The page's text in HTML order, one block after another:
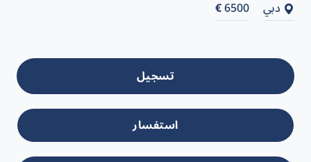
دبي 6500
€
تسجيل
استفسار